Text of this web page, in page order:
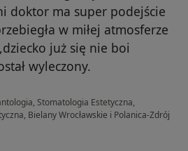
doktor ma super podejście
w miłej atmosferze
już się nie boi
wyleczony.
Stomatologia Estetyczna,
Bielany Wrocławskie i Polanica-Zdrój